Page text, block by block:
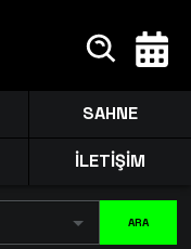
SAHNE
İLETİŞİM
ARA